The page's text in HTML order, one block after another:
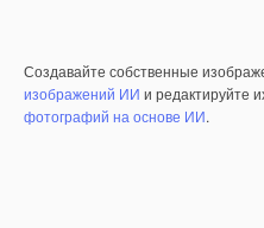
Создавайте собственные
изображений ИИ и редактируйте
фотографий на основе ИИ.